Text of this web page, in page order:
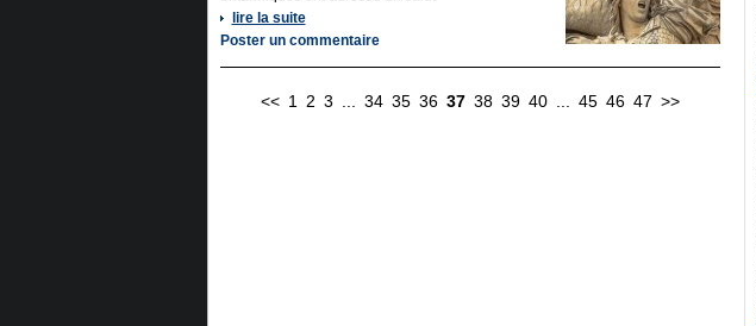
lire la suite
Poster un commentaire
<< 1 2 3 34 35 36 37 38 39 40 45 46 47 >>